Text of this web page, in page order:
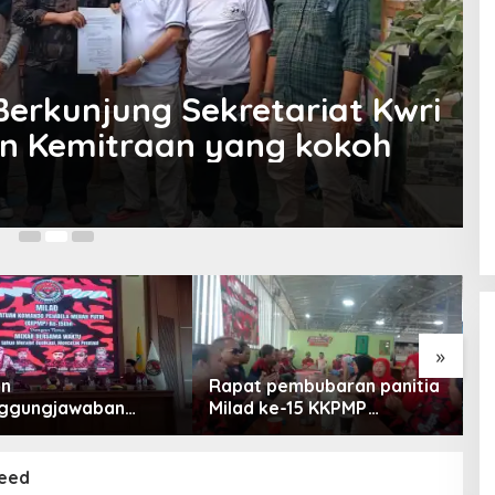
Sekretariat Kwri
Kemitraan yang kokoh
5
»
Pembubaran
Rapat pembubaran panitia
Milad ke-15 KKPMP
Apresiasi Kekompakan